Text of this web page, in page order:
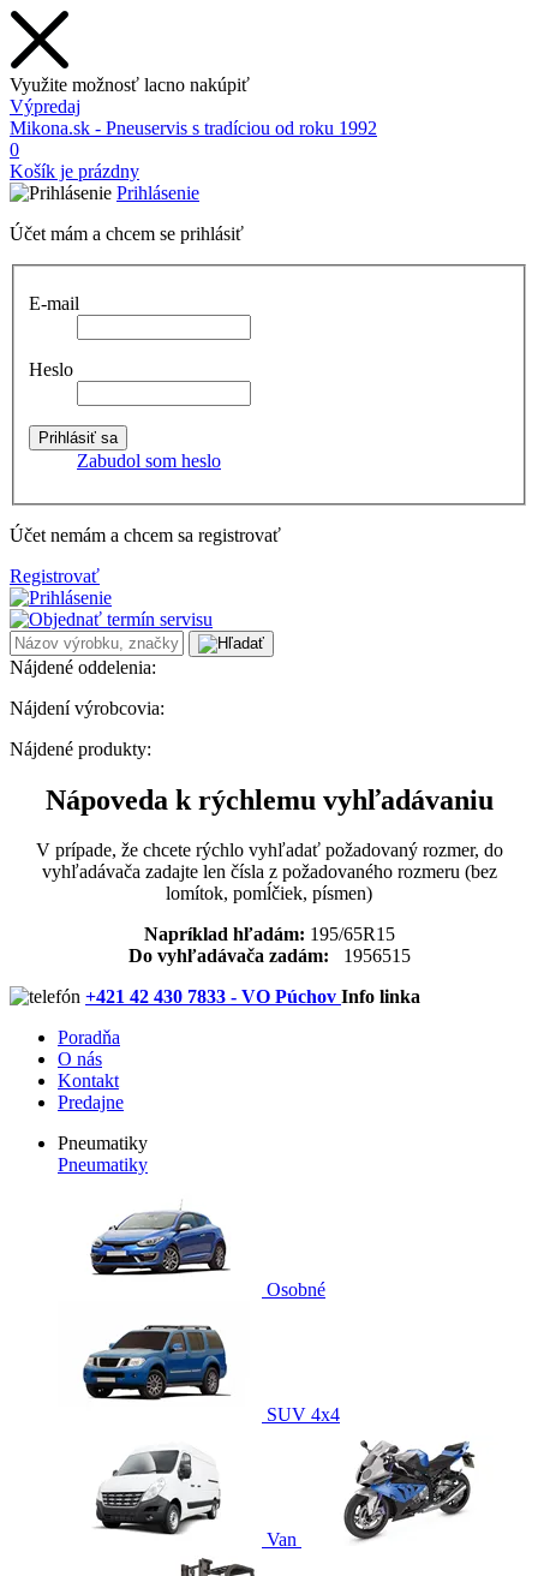
Využite možnosť lacno nakúpiť
Výpredaj
Mikona.sk - Pneuservis s tradíciou od roku 1992
0
Košík je prázdny
Prihlásenie
Účet mám a chcem se prihlásiť
E-mail
Heslo
Zabudol som heslo
Účet nemám a chcem sa registrovať
Registrovať
Nájdené oddelenia:
Nájdení výrobcovia:
Nájdené produkty:
Nápoveda k rýchlemu vyhľadávaniu
V prípade, že chcete rýchlo vyhľadať požadovaný rozmer, do
vyhľadávača zadajte len čísla z požadovaného rozmeru (bez
lomítok, pomĺčiek, písmen)
Napríklad hľadám: 195/65R15
Do vyhľadávača zadám: 1956515
+421 42 430 7833 - VO Púchov Info linka
Poradňa
O nás
Kontakt
Predajne
Pneumatiky
Pneumatiky
Osobné
SUV 4x4
Van